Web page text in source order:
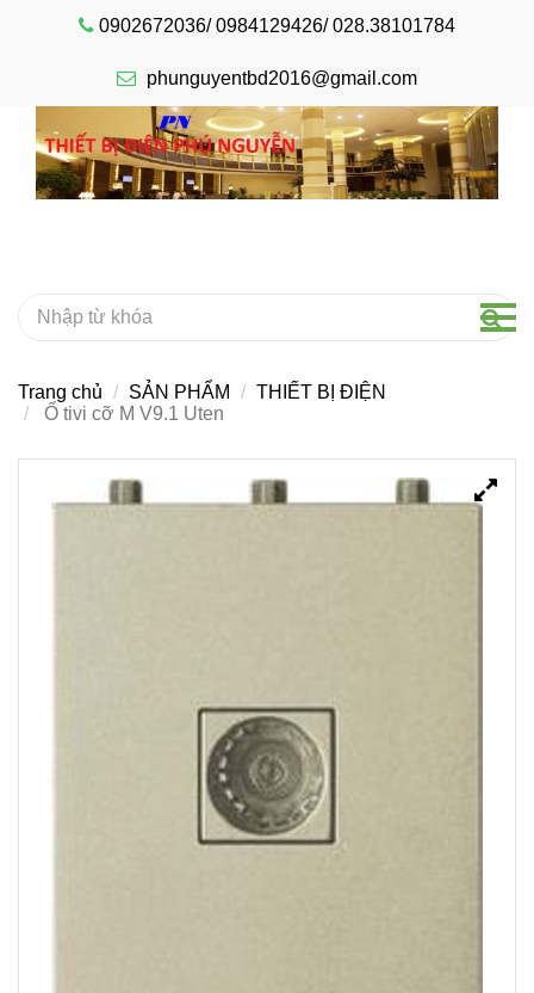
0902672036/ 0984129426/ 028.38101784
phunguyentbd2016@gmail.com
Trang chủ SẢN PHẨM
THIẾT BỊ ĐIỆN
Ổ tivi cỡ M V9.1 Uten